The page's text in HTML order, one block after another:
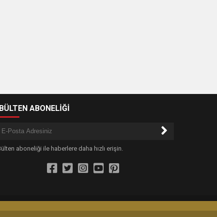
ABONELİĞİ
aboneliği ile haberlere daha hızlı erişin.